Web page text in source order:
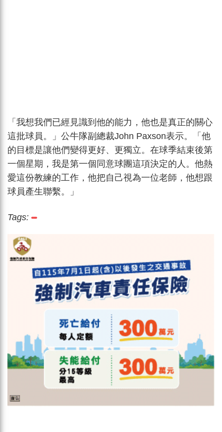
「我想我們已經見識到他的能力，他也是真正的關心
這批球員。」公牛隊副總裁John Paxson表示。「他
的目標是讓他們變得更好、更獨立。在球季結束後第
一個星期，我是第一個同意球團這項決定的人。他熱
愛這份教練的工作，他把自己視為一位老師，他想跟
球員產生聯繫。」
Tags: